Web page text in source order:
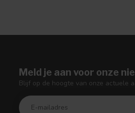
Meld je aan voor onze
Blijf op de hoogte van onze actuele